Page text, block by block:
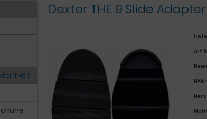
Dexter THE 9 Slide
HAN:
THE 9